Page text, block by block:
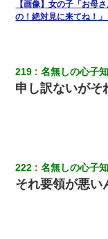
近所のお寺に住み込
た。ある日、オッサ
私「結婚やめるわ」
【画像】女の子「お母
の！絶対見に来てね！
219 名無しの心子
申し訳ないがそ
222 名無しの心子
それ要領が悪い